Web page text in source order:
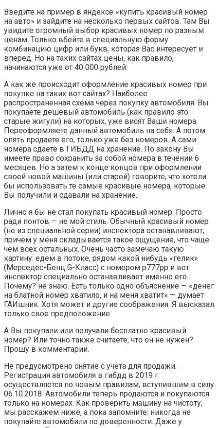
Введите на пример в яндексе «купить красивый номер
на авто» и зайдите на несколько первых сайтов. Там Вы
увидите огромный выбор красивых номер по разным
ценам. Только вбейте в специальную форму
комбинацию цифр или букв, которая Вас интересует и
вперед. Но на таких сайтах цены, как правило,
начинаются уже от 40 000 рублей.
А как же происходит оформление красивых номер при
покупке на таких вот сайтах? Наиболее
распространенная схема через покупку автомобиля. Вы
покупаете дешевый автомобиль (как правило это
старые жигули) на которых, уже висят Ваши номера.
Переоформляете данный автомобиль на себя. А потом
опять продаете его, только уже без номеров. А сами
номера сдаете в ГИБДД на хранение. По закону Вы
имеете право сохранить за собой номера в течении 6
месяцев. Но а затем к конце концов при оформлении
своей новой машины (или старой) говорите, что хотели
бы использовать те самые красивые номера, которые
Вы получили и сдавали на хранение.
Лично я бы не стал покупать красивый номер. Просто
ради понтов — не мой стиль. Обычный красивый номер
(не из специальной серии) инспектора останавливают,
причем у меня складывается такое ощущение, что чаще
чем всех остальных. Очень часто замечаю такую
картину: едем в потоке, рядом какой нибудь «гелик»
(Мерседес-Бенц G-Класс) с номером р777рр и вот
инспектор специально останавливает именно его.
Почему? не знаю. Есть только одно объяснение — «денег
на блатной номер хватило, и на меня хватит» — думает
ГАИшник. Хотя может и другие соображения. Я высказал
только свое предположение.
А Вы покупали или получали бесплатно красивый
номер? Или точно также считаете, что он не нужен?
Прошу в комментарии.
Не предусмотрено снятие с учета для продажи.
Регистрация автомобиля в гибдд в 2019 г.
осуществляется по новым правилам, вступившим в силу
06.10.2018. Автомобили теперь продаются и покупаются
только на номерах. Как проверить машину на чистоту,
мы расскажем ниже, а пока запомните: никогда не
покупайте автомобили по доверенности. Даже у